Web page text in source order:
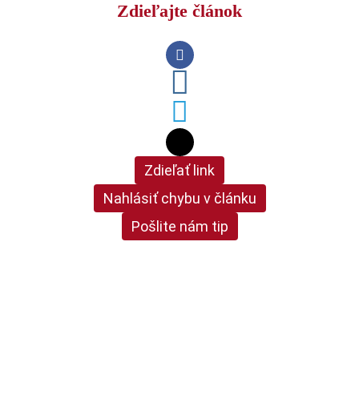
Zdieľajte článok
Zdieľať link
Nahlásiť chybu v článku
Pošlite nám tip